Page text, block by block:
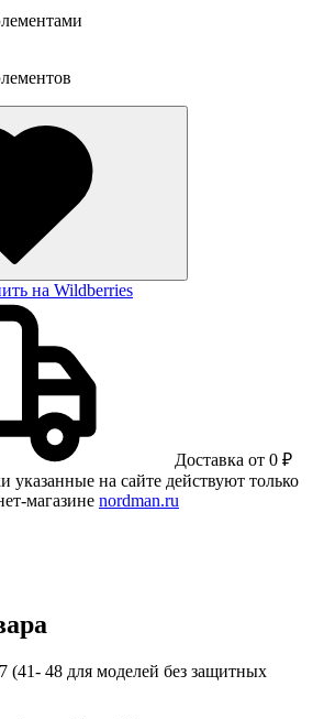
на Wildberries
Доставка от 0 ₽
на сайте действуют только
магазине nordman.ru
(41- 48 для моделей без защитных